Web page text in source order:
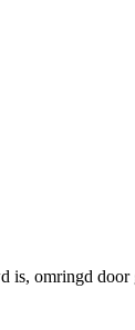
is, omringd